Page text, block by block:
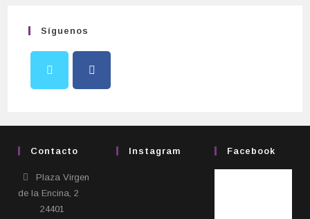
Síguenos
Contacto
Plaza Virgen
de la Encina, 2
24401
Instagram Facebook